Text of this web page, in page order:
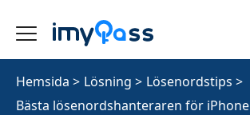
Hemsida > Lösning > Lösenordstips >
Bästa lösenordshanteraren för iPhone